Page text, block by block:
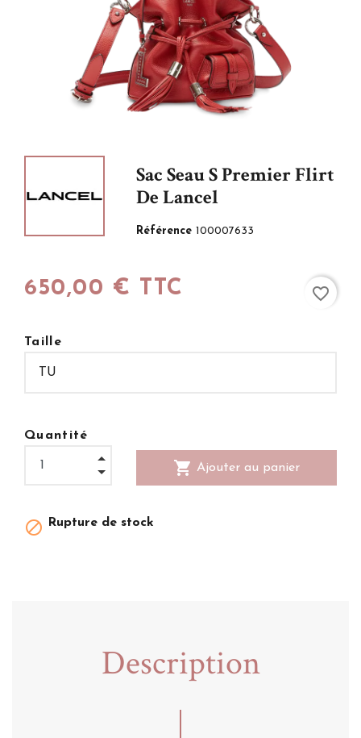
Sac Seau S Premier Flirt
De Lancel
Référence100007633
650,00 € TTC
Taille
Quantité
shopping_cart Ajouter au panier
 Rupture de stock
favorite_border
Description